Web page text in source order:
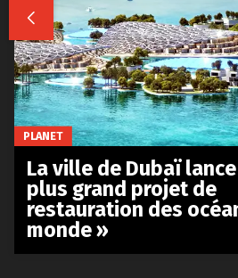

PLANET
La ville de Dubaï
plus grand projet de
restauration des
monde »